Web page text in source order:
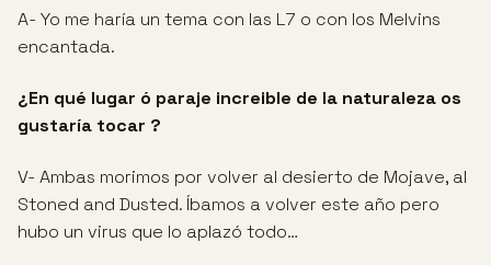
A- Yo me haría un tema con las L7 o con los Melvins
encantada.
¿En qué lugar ó paraje increible de la naturaleza os
gustaría tocar ?
V- Ambas morimos por volver al desierto de Mojave, al
Stoned and Dusted. Íbamos a volver este año pero
hubo un virus que lo aplazó todo…